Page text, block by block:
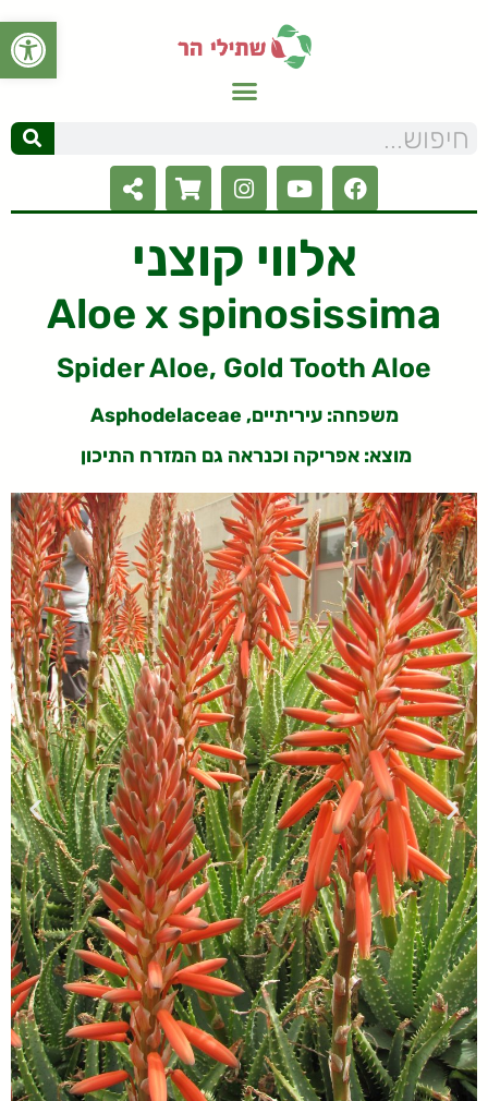
פתח
אלווי קוצני
Aloe x spinosissima
Spider Aloe, Gold Tooth Aloe
משפחה:עיריתיים, Asphodelaceae
מוצא: אפריקה וכנראה גם המזרח התיכון